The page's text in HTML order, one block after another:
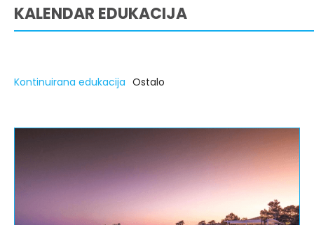
KALENDAR EDUKACIJA
Kontinuirana edukacija Ostalo